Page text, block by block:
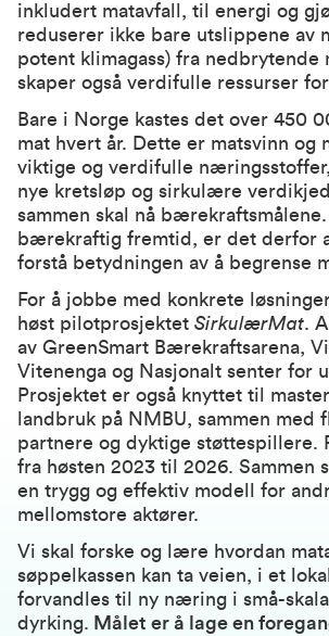
inkludert matavfall, til energi og
reduserer ikke bare utslippene av
potent klimagass) fra nedbrytende
skaper også verdifulle ressurser
Bare i Norge kastes det over 450
mat hvert år. Dette er matsvinn og
viktige og verdifulle
nye kretsløp og sirkulære
sammen skal nå bærekraftsmålene.
bærekraftig fremtid, er det derfor
forstå betydningen av å begrense
For å jobbe med konkrete
høst pilotprosjektet SirkulærMat.
av GreenSmart Bærekraftsarena,
Vitenenga og Nasjonalt senter for
Prosjektet er også knyttet til
landbruk på NMBU, sammen med
partnere og dyktige støttespillere.
fra høsten 2023 til 2026. Sammen
en trygg og effektiv modell for
mellomstore aktører.
Vi skal forske og lære hvordan
søppelkassen kan ta veien, i et
forvandles til ny næring i små-skala
dyrking. Målet er å lage en